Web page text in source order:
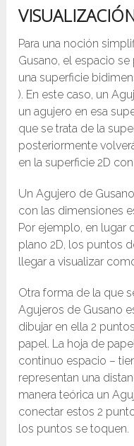
Para una noción
Gusano, el espacio
una superficie
). En este caso, un
un agujero en esa
que se trata de la
posteriormente
en la superficie 2D
Un Agujero de
con las dimensiones
Por ejemplo, en lugar
plano 2D, los puntos
llegar a visualizar
Otra forma de la que
Agujeros de Gusano
dibujar en ella 2
papel. La hoja de
continuo espacio –
representan una
manera teórica un
conectar estos 2
los puntos se toquen.